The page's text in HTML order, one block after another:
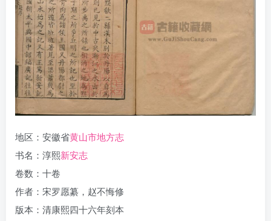
地区：安徽省黄山市地方志
书名：淳熙新安志
卷数：十卷
作者：宋罗愿纂，赵不悔修
版本：清康熙四十六年刻本